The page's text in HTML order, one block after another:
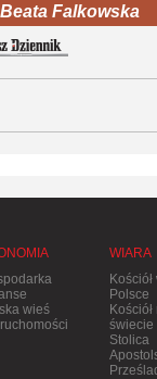
Beata Falkowska
wieś
WIARA
Kościół
Polsce
Kościół
świecie
Stolica